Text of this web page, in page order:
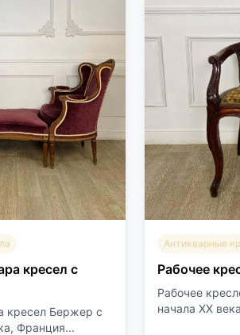
кресел с
кресел Бержер с
Франция...
Антикварные
Рабочее
Рабочее
начала XX